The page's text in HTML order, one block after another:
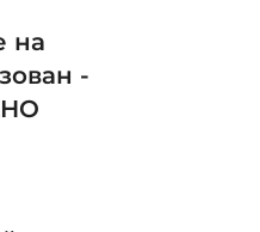
на
-